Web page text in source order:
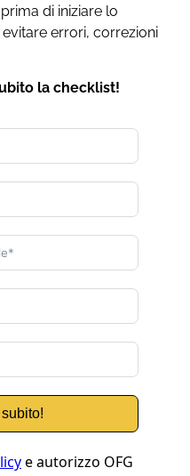
di iniziare lo
errori, correzioni
la checklist!